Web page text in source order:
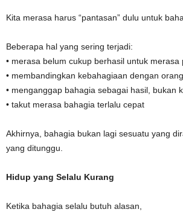
Kita merasa harus “pantasan” dulu untuk
Beberapa hal yang sering terjadi:
• merasa belum cukup berhasil untuk merasa
• membandingkan kebahagiaan dengan
• menganggap bahagia sebagai hasil, bukan
• takut merasa bahagia terlalu cepat
Akhirnya, bahagia bukan lagi sesuatu yang
yang ditunggu.
Hidup yang Selalu Kurang
Ketika bahagia selalu butuh alasan,